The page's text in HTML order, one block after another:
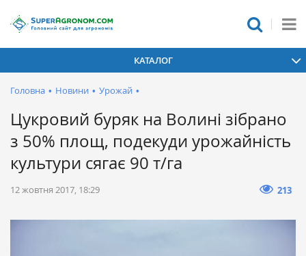
КАТАЛОГ
Головна • Новини • Урожай •
Цукровий буряк на Волині зібрано
з 50% площ, подекуди урожайність
культури сягає 90 т/га
12 жовтня 2017, 18:29 213